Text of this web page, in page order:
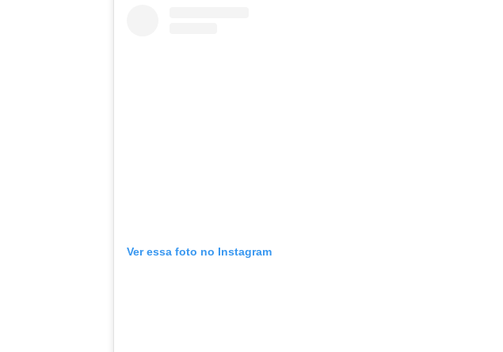
Ver essa foto no Instagram